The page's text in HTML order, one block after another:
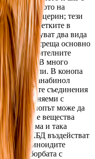
на
тези
на клетките в
съществуват два вида
СВ1 се среща основно
и съединителните
система. В много
молекули. В конопа
важните съединения
с
конопът може да
Тези две вещества
система и така
ТХК и КБД въздействат
Канабиноидите
в борбата с